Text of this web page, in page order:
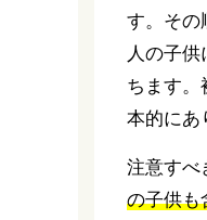
す。その
人の子
ちます。
本的にあ
注意すべ
の子供も